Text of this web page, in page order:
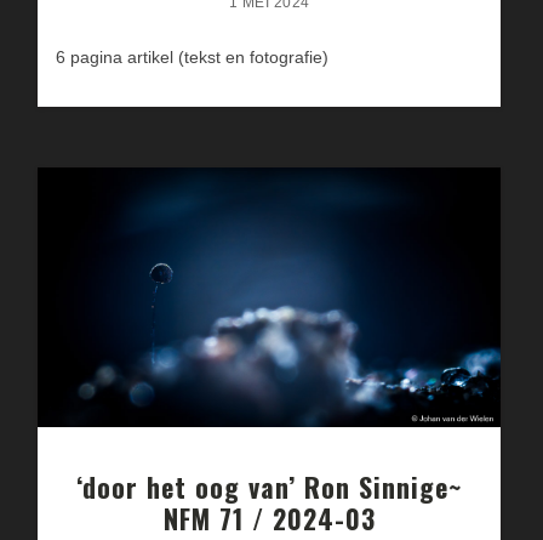
6 pagina artikel (tekst en fotografie)
‘door het oog van’ Ron Sinnige~
NFM 71 / 2024-03